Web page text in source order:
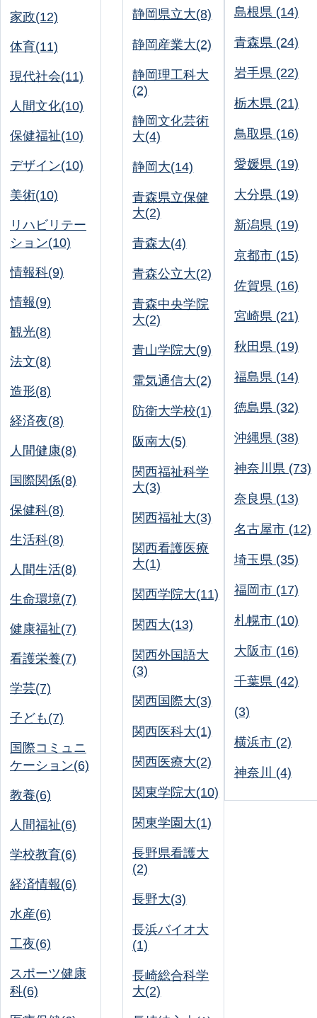
家政(12)
体育(11)
現代社会(11)
人間文化(10)
保健福祉(10)
デザイン(10)
美術(10)
リハビリテー
ション(10)
情報科(9)
情報(9)
観光(8)
法文(8)
造形(8)
経済夜(8)
人間健康(8)
国際関係(8)
保健科(8)
生活科(8)
人間生活(8)
生命環境(7)
健康福祉(7)
看護栄養(7)
学芸(7)
子ども(7)
国際コミュニ
ケーション(6)
教養(6)
人間福祉(6)
学校教育(6)
経済情報(6)
水産(6)
工夜(6)
スポーツ健康
科(6)
静岡県立大(8)
静岡産業大(2)
静岡理工科大
(2)
静岡文化芸術
大(4)
静岡大(14)
青森県立保健
大(2)
青森大(4)
青森公立大(2)
青森中央学院
大(2)
青山学院大(9)
電気通信大(2)
防衛大学校(1)
阪南大(5)
関西福祉科学
大(3)
関西福祉大(3)
関西看護医療
大(1)
関西学院大(11)
関西大(13)
関西外国語大
(3)
関西国際大(3)
関西医科大(1)
関西医療大(2)
関東学院大(10)
関東学園大(1)
長野県看護大
(2)
長野大(3)
長浜バイオ大
(1)
長崎総合科学
大(2)
島根県 (14)
青森県 (24)
岩手県 (22)
栃木県 (21)
鳥取県 (16)
愛媛県 (19)
大分県 (19)
新潟県 (19)
京都市 (15)
佐賀県 (16)
宮崎県 (21)
秋田県 (19)
福島県 (14)
徳島県 (32)
沖縄県 (38)
神奈川県 (73)
奈良県 (13)
名古屋市 (12)
埼玉県 (35)
福岡市 (17)
札幌市 (10)
大阪市 (16)
千葉県 (42)
(3)
横浜市 (2)
神奈川 (4)